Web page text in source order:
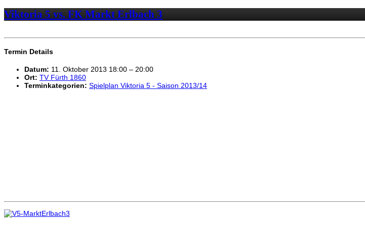
Viktoria 5 vs. FK Markt Erlbach 3
Termin Details
Datum: 11. Oktober 2013 18:00 – 20:00
Ort: TV Fürth 1860
Terminkategorien: Spielplan Viktoria 5 - Saison 2013/14